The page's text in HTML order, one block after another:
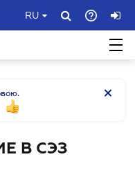
RU
В СЭЗ